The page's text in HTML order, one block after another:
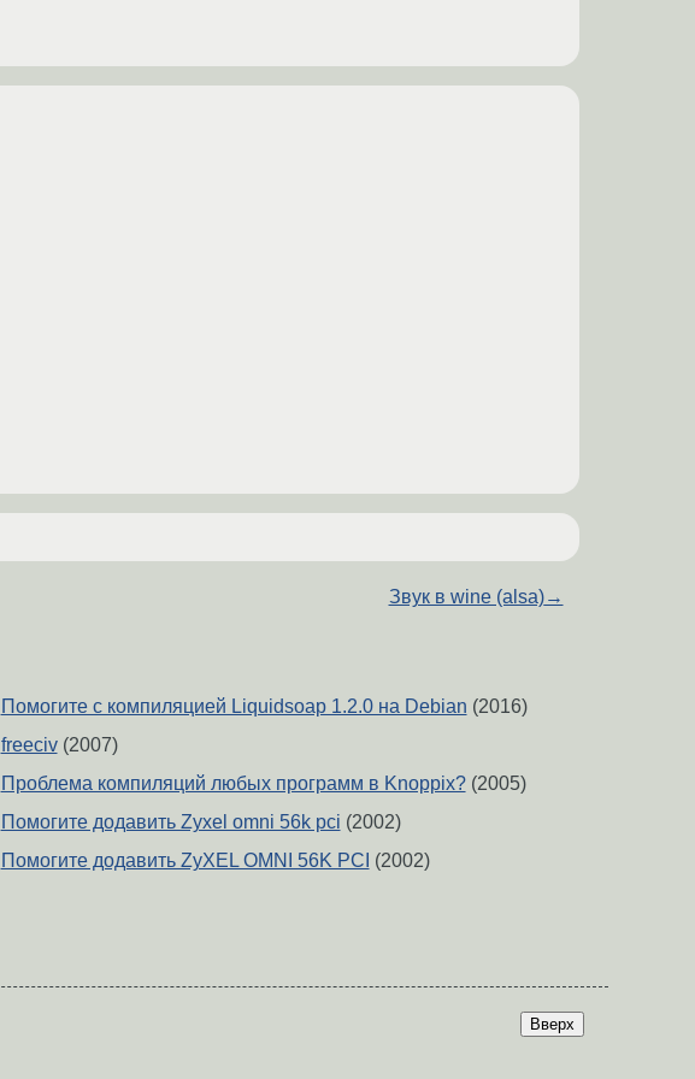
Звук в wine (alsa)→
Помогите с компиляцией Liquidsoap 1.2.0 на Debian (2016)
freeciv(2007)
Проблема компиляций любых программ в Knoppix?(2005)
Помогите додавить Zyxel omni 56k pci (2002)
Помогите додавить ZyXEL OMNI 56K PCI (2002)
Вверх